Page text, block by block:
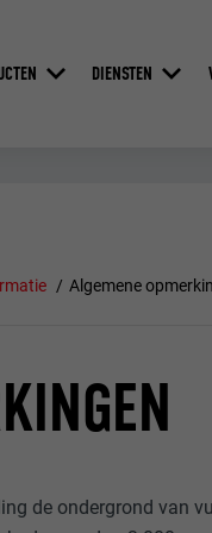
DIENSTEN
Algemene
de ondergrond van